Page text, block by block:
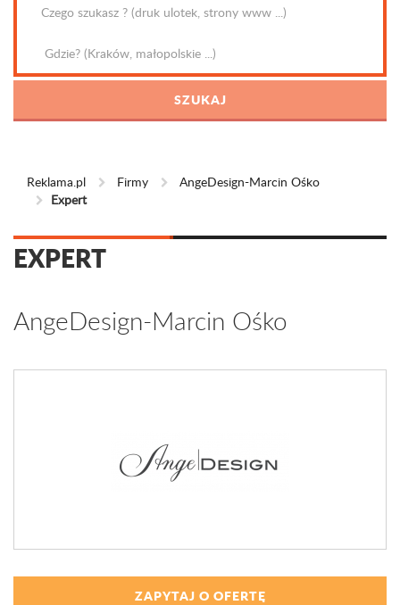
Reklama.pl Firmy
AngeDesign-Marcin Ośko
Expert
EXPERT
AngeDesign-Marcin Ośko
ZAPYTAJ O OFERTĘ